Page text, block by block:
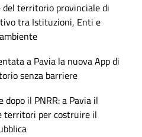
del territorio provinciale di
tra Istituzioni, Enti e
a Pavia la nuova App di
senza barriere
il PNRR: a Pavia il
per costruire il